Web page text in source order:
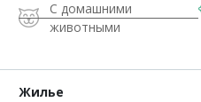
С домашними
животными
Жилье